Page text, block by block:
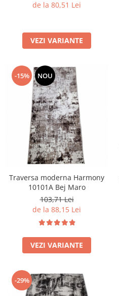
de la 80,51 Lei
VEZI VARIANTE
-15% NOU
Traversa moderna Harmony
10101A Bej Maro
103,71 Lei
de la 88,15 Lei
VEZI VARIANTE
-29%